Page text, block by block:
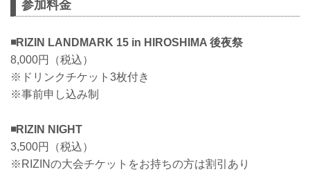
参加料金
◾️RIZIN LANDMARK 15 in HIROSHIMA 後夜祭
8,000円（税込）
※ドリンクチケット3枚付き
※事前申し込み制
◾️RIZIN NIGHT
3,500円（税込）
※RIZINの大会チケットをお持ちの方は割引あり